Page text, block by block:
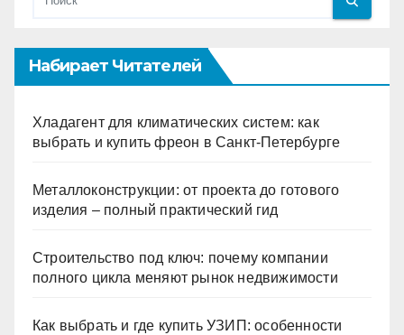
Набирает Читателей
Хладагент для климатических систем: как
выбрать и купить фреон в Санкт-Петербурге
Металлоконструкции: от проекта до готового
изделия – полный практический гид
Строительство под ключ: почему компании
полного цикла меняют рынок недвижимости
Как выбрать и где купить УЗИП: особенности